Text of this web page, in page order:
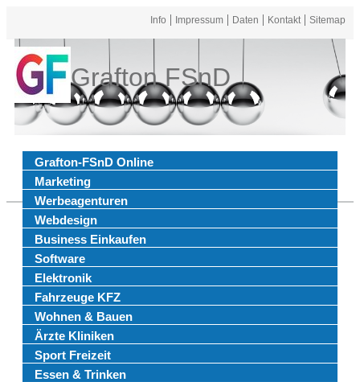
Info Impressum Daten Kontakt Sitemap
Grafton FSnD
Grafton-FSnD Online
Marketing
Werbeagenturen
Webdesign
Business Einkaufen
Software
Elektronik
Fahrzeuge KFZ
Wohnen & Bauen
Ärzte Kliniken
Sport Freizeit
Essen & Trinken